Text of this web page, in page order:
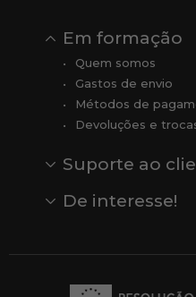
Em formação
Quem somos
Gastos de envio
Métodos de
Devoluções e
Suporte ao
Comentários
Comentários do
De interesse!